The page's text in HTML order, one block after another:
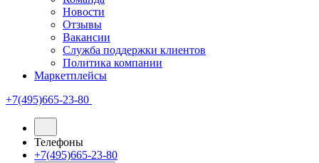
Новости
Отзывы
Вакансии
Служба поддержки клиентов
Политика компании
Маркетплейсы
+7(495)665-23-80
Телефоны
+7(495)665-23-80